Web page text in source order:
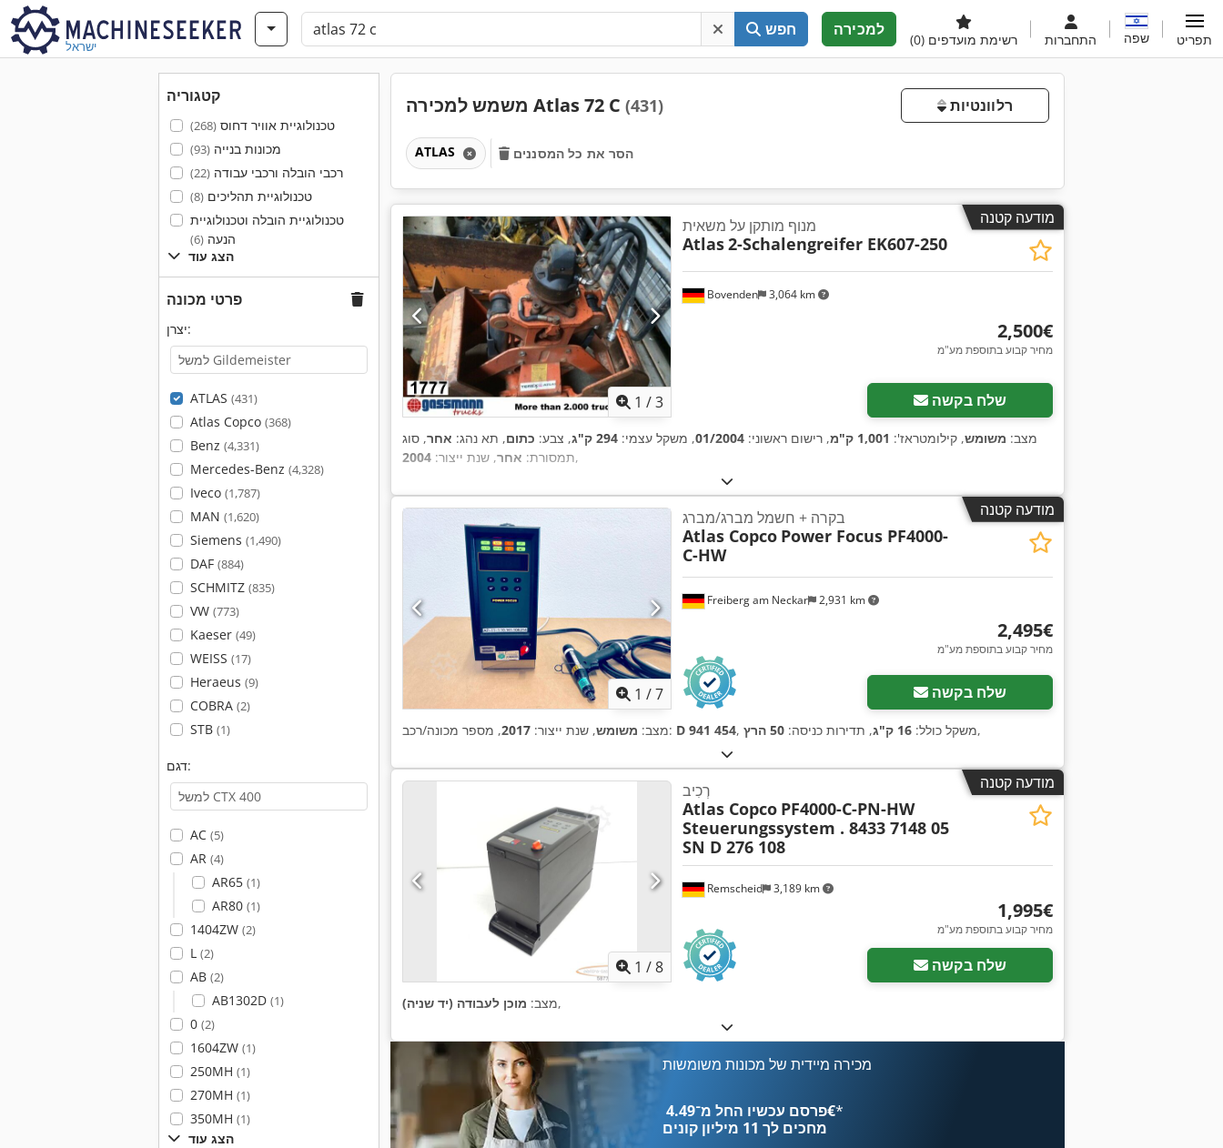
ישראל
חפש למכירה
רשימת מועדפים (0) התחברות שפה תפריט
קטגוריה
טכנולוגיית אוויר דחוס(268)
מכונות בנייה(93)
רכבי הובלה ורכבי עבודה(22)
טכנולוגיית תהליכים(8)
טכנולוגיית הובלה וטכנולוגיית
הנעה(6)
הצג עוד
פרטי מכונה
יצרן:
ATLAS (431)
Atlas Copco (368)
Benz (4,331)
Mercedes-Benz (4,328)
Iveco (1,787)
MAN (1,620)
Siemens (1,490)
DAF (884)
SCHMITZ (835)
VW (773)
Kaeser (49)
WEISS (17)
Heraeus (9)
COBRA (2)
STB (1)
דגם:
AC (5)
AR (4)
AR65 (1)
AR80 (1)
1404ZW (2)
L (2)
AB (2)
AB1302D (1)
0 (2)
1604ZW (1)
250MH (1)
270MH (1)
350MH (1)
הצג עוד
משמש למכירה Atlas 72 C (431) רלוונטיות
ATLAS הסר את כל המסננים
מודעה קטנה
1 /3
Bovenden 3,064 km
מנוף מותקן על משאית
Atlas2-Schalengreifer EK607-250
‏2,500 ‏€
מחיר קבוע בתוספת מע"מ
שלח בקשה
מצב: משומש, קילומטראז': 1,001 ק"מ , רישום ראשוני: 01/2004, משקל עצמי: 294 ק"ג , צבע: כתום, תא נהג: אחר, סוג
תמסורת: אחר, שנת ייצור: 2004 ,
מודעה קטנה
1 /7
Freiberg am Neckar 2,931 km
בקרה + חשמל מברג/מברג
Atlas Copco Power Focus PF4000-
C-HW
‏2,495 ‏€
מחיר קבוע בתוספת מע"מ
שלח בקשה
מצב: משומש, שנת ייצור: 2017 , מספר מכונה/רכב: D 941 454 , משקל כולל: 16 ק"ג , תדירות כניסה: 50 הרץ ,
מודעה קטנה
1 /8
Remscheid 3,189 km
רְכִיב
Atlas Copco PF4000-C-PN-HW
Steuerungssystem . 8433 7148 05
SN D 276 108
‏1,995 ‏€
מחיר קבוע בתוספת מע"מ
שלח בקשה
מצב: מוכן לעבודה (יד שניה) ,
מכירה מיידית של מכונות משומשות
פרסם עכשיו החל מ־‏4.49 ‏€*
מחכים לך 11 מיליון קונים